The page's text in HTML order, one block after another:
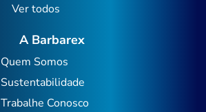
Ver todos
A Barbarex
Quem Somos
Sustentabilidade
Trabalhe Conosco